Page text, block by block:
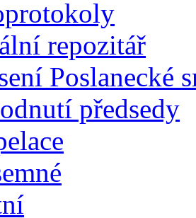
repozitář
Poslanecké
předsedy